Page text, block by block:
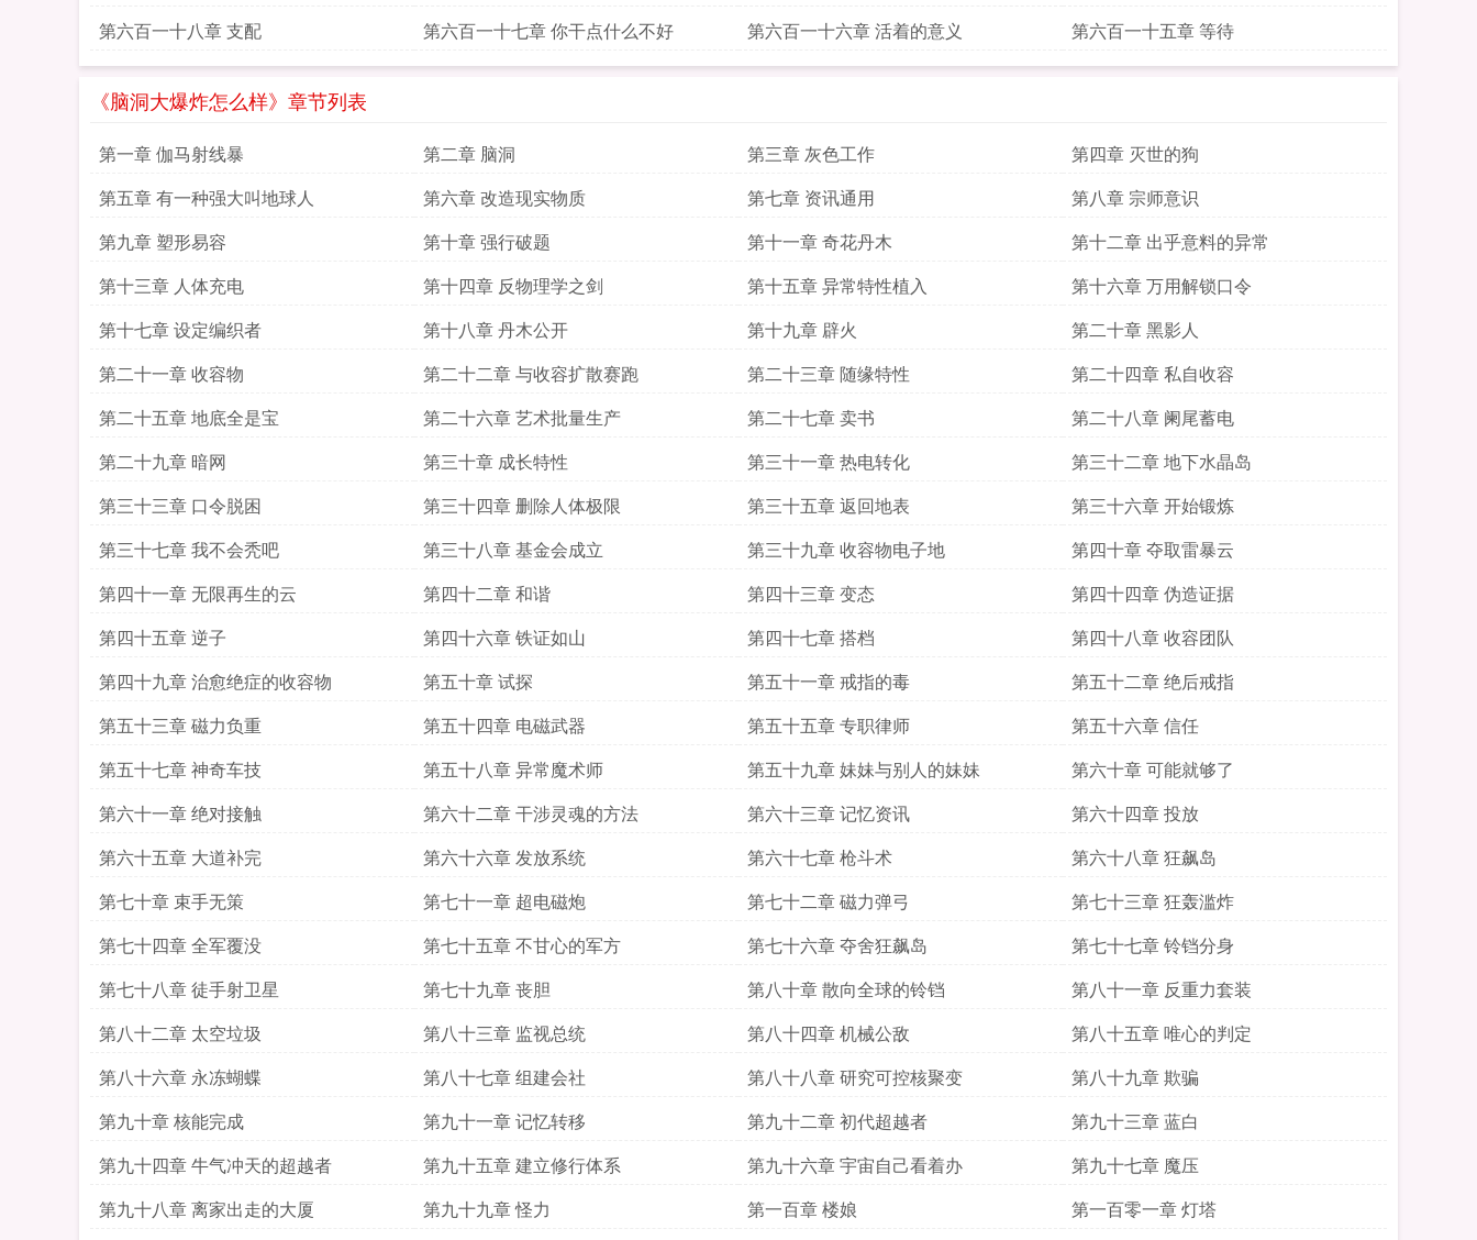
第六百一十八章 支配
第六百一十七章 你干点什么不好 第六百一十六章 活着的意义 第六百一十五章 等待
《脑洞大爆炸怎么样》章节列表
第一章 伽马射线暴 第二章 脑洞 第三章 灰色工作
第四章 灭世的狗
第五章 有一种强大叫地球人
第六章 改造现实物质 第七章 资讯通用
第八章 宗师意识
第九章 塑形易容
第十章 强行破题 第十一章 奇花丹木
第十二章 出乎意料的异常
第十三章 人体充电
第十四章 反物理学之剑 第十五章 异常特性植入
第十六章 万用解锁口令
第十七章 设定编织者
第十八章 丹木公开 第十九章 辟火
第二十章 黑影人
第二十一章 收容物
第二十二章 与收容扩散赛跑 第二十三章 随缘特性
第二十四章 私自收容
第二十五章 地底全是宝
第二十六章 艺术批量生产 第二十七章 卖书
第二十八章 阑尾蓄电
第二十九章 暗网
第三十章 成长特性 第三十一章 热电转化
第三十二章 地下水晶岛
第三十三章 口令脱困
第三十四章 删除人体极限 第三十五章 返回地表
第三十六章 开始锻炼
第三十七章 我不会秃吧
第三十八章 基金会成立 第三十九章 收容物电子地
第四十章 夺取雷暴云
第四十一章 无限再生的云
第四十二章 和谐 第四十三章 变态
第四十四章 伪造证据
第四十五章 逆子
第四十六章 铁证如山 第四十七章 搭档
第四十八章 收容团队
第四十九章 治愈绝症的收容物
第五十章 试探 第五十一章 戒指的毒
第五十二章 绝后戒指
第五十三章 磁力负重
第五十四章 电磁武器 第五十五章 专职律师
第五十六章 信任
第五十七章 神奇车技
第五十八章 异常魔术师 第五十九章 妹妹与别人的妹妹
第六十章 可能就够了
第六十一章 绝对接触
第六十二章 干涉灵魂的方法 第六十三章 记忆资讯
第六十四章 投放
第六十五章 大道补完
第六十六章 发放系统 第六十七章 枪斗术
第六十八章 狂飙岛
第七十章 束手无策
第七十一章 超电磁炮 第七十二章 磁力弹弓
第七十三章 狂轰滥炸
第七十四章 全军覆没
第七十五章 不甘心的军方 第七十六章 夺舍狂飙岛
第七十七章 铃铛分身
第七十八章 徒手射卫星
第七十九章 丧胆 第八十章 散向全球的铃铛
第八十一章 反重力套装
第八十二章 太空垃圾
第八十三章 监视总统 第八十四章 机械公敌
第八十五章 唯心的判定
第八十六章 永冻蝴蝶
第八十七章 组建会社 第八十八章 研究可控核聚变
第八十九章 欺骗
第九十章 核能完成
第九十一章 记忆转移 第九十二章 初代超越者
第九十三章 蓝白
第九十四章 牛气冲天的超越者
第九十五章 建立修行体系 第九十六章 宇宙自己看着办
第九十七章 魔压
第九十八章 离家出走的大厦
第九十九章 怪力 第一百章 楼娘 第一百零一章 灯塔